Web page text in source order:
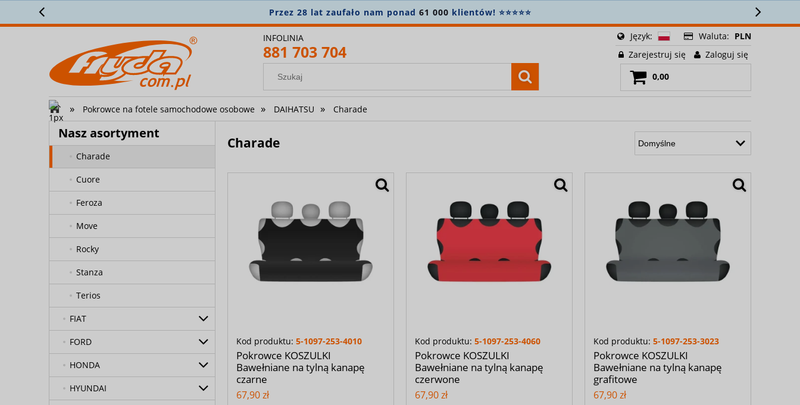
Zamówienie powyżej 400 zł? Wysyłkę bierzemy na siebie! 🚚
INFOLINIA
881 703 704
Język: Waluta: PLN
Zarejestruj się
Zaloguj się
0,00
» Pokrowce na fotele samochodowe osobowe » DAIHATSU » Charade
Nasz asortyment
DACIA
DAEWOO
DAIHATSU
Applause
Charade
Cuore
Feroza
Move
Rocky
Stanza
Terios
FIAT
FORD
HONDA
HYUNDAI
Charade
Kod produktu: 5-1097-253-4010
Pokrowce KOSZULKI
Bawełniane na tylną kanapę
czarne
67,90 zł
Kod produktu: 5-1097-253-4060
Pokrowce KOSZULKI
Bawełniane na tylną kanapę
czerwone
67,90 zł
Kod produktu: 5-1097-253-3023
Pokrowce KOSZULKI
Bawełniane na tylną kanapę
grafitowe
67,90 zł